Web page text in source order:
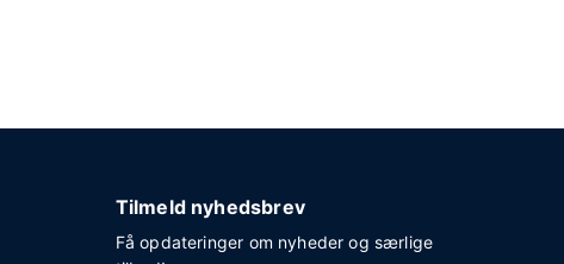
Tilmeld nyhedsbrev
Få opdateringer om nyheder og særlige